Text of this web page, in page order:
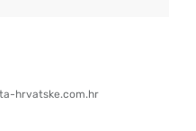
hrvatske.com.hr